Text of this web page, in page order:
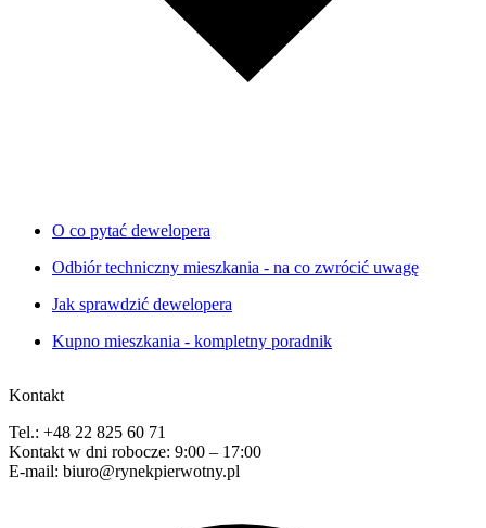
O co pytać dewelopera
Odbiór techniczny mieszkania - na co zwrócić uwagę
Jak sprawdzić dewelopera
Kupno mieszkania - kompletny poradnik
Kontakt
Tel.: +48 22 825 60 71
Kontakt w dni robocze: 9:00 – 17:00
E-mail: biuro@rynekpierwotny.pl